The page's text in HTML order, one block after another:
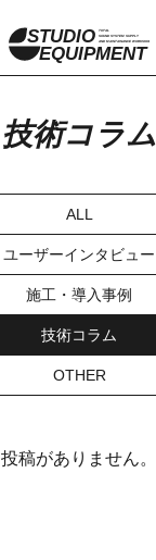
STUDIO
TOTAL
SOUND SYSTEM SUPPLY
AND MAINTAINANCE WORKSHOP
EQUIPMENT
技術コラム
ALL
ユーザーインタビュー
施工・導入事例
技術コラム
OTHER
投稿がありません。